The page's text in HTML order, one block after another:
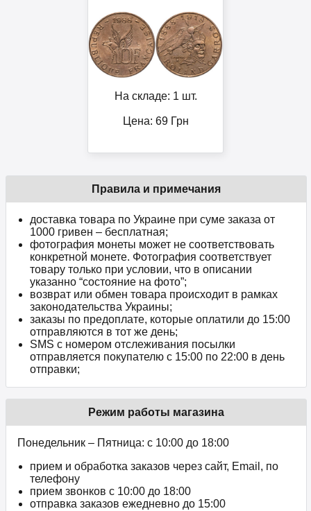
На складе: 1 шт.
Цена: 69Грн
Правила и примечания
доставка товара по Украине при суме заказа от
1000 гривен – бесплатная;
фотография монеты может не соответствовать
конкретной монете. Фотография соответствует
товару только при условии, что в описании
указанно “состояние на фото”;
возврат или обмен товара происходит в рамках
законодательства Украины;
заказы по предоплате, которые оплатили до 15:00
отправляются в тот же день;
SMS с номером отслеживания посылки
отправляется покупателю с 15:00 по 22:00 в день
отправки;
Режим работы магазина
Понедельник – Пятница: с 10:00 до 18:00
прием и обработка заказов через сайт, Email, по
телефону
прием звонков c 10:00 до 18:00
отправка заказов ежедневно до 15:00